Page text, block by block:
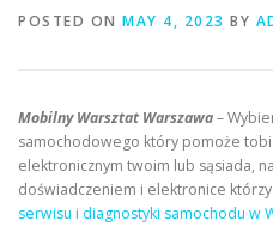
POSTED ON MAY 4, 2023 BY
Mobilny Warsztat Warszawa–
samochodowego który pomoże
elektronicznym twoim lub sąsiada,
doświadczeniem i elektronice
serwisu i diagnostyki samochodu w